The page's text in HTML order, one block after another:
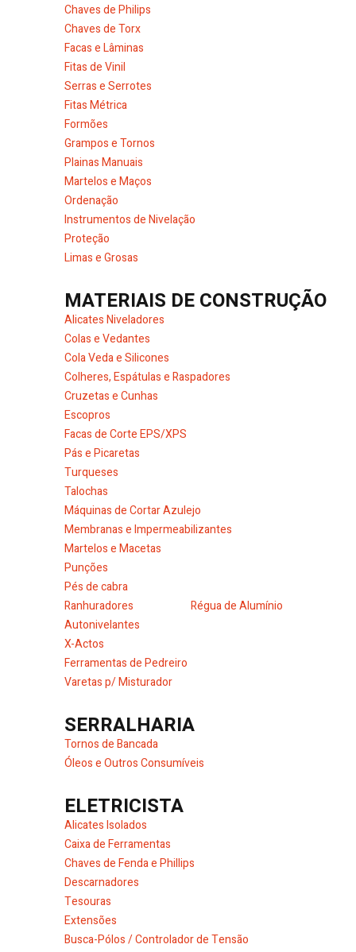
Chaves de Philips
Chaves de Torx
Facas e Lâminas
Fitas de Vinil
Serras e Serrotes
Fitas Métrica
Formões
Grampos e Tornos
Plainas Manuais
Martelos e Maços
Ordenação
Instrumentos de Nivelação
Proteção
Limas e Grosas
MATERIAIS DE CONSTRUÇÃO
Alicates Niveladores
Colas e Vedantes
Cola Veda e Silicones
Colheres, Espátulas e Raspadores
Cruzetas e Cunhas
Escopros
Facas de Corte EPS/XPS
Pás e Picaretas
Turqueses
Talochas
Máquinas de Cortar Azulejo
Membranas e Impermeabilizantes
Martelos e Macetas
Punções
Pés de cabra
Ranhuradores
Régua de Alumínio
Autonivelantes
X-Actos
Ferramentas de Pedreiro
Varetas p/ Misturador
SERRALHARIA
Tornos de Bancada
Óleos e Outros Consumíveis
ELETRICISTA
Alicates Isolados
Caixa de Ferramentas
Chaves de Fenda e Phillips
Descarnadores
Tesouras
Extensões
Busca-Pólos / Controlador de Tensão